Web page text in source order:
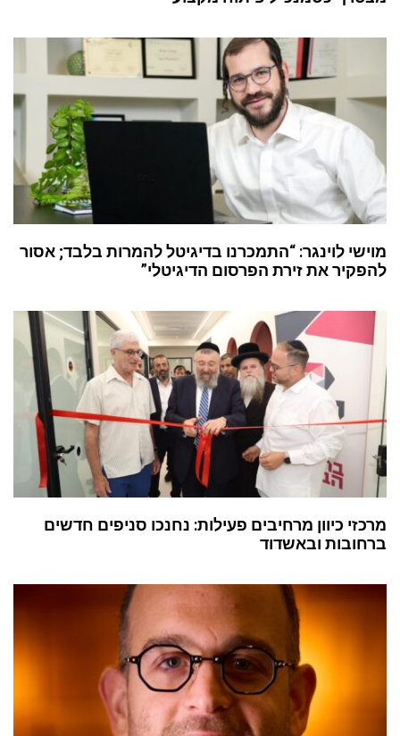
מוישי לוינגר: “התמכרנו בדיגיטל להמרות בלבד; אסור
להפקיר את זירת הפרסום הדיגיטלי”
מרכזי כיוון מרחיבים פעילות: נחנכו סניפים חדשים
ברחובות ובאשדוד